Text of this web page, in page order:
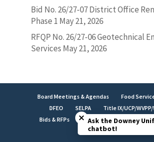
Bid No. 26/27-07 District Office
Phase 1 May 21, 2026
RFQP No. 26/27-06 Geotechnical
Services May 21, 2026
Board Meetings & Agendas Food
DFEO
SELPA
Title IX/UCP/WVPP/
Bids & RFPs
Employment LCAP
Brand Identity
Close chatbot welcome
Ask the Downey
chatbot!